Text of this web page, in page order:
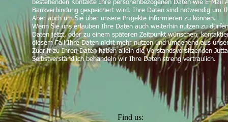
bestehenden Kontakte Ihre personenbezogenen Daten wie E-
Bankverbindung gespeichert wird. Ihre Daten sind notwendig um
Aber auch um Sie über unsere Projekte informieren zu können.
Wenn Sie uns erlauben Ihre Daten auch weiterhin nutzen zu
Daten jetzt, oder zu einem späteren Zeitpunkt wünschen,
diesem Fall Ihre Daten nicht mehr nutzen und umgehend aus
Zugriff zu Ihren Daten haben allein die Vorstandsvorsitzenden
Selbstverständlich behandeln wir Ihre Daten streng vertraulich.
Find us: